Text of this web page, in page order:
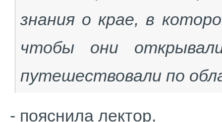
знания о крае, в
чтобы они
путешествовали по
- пояснила лектор.